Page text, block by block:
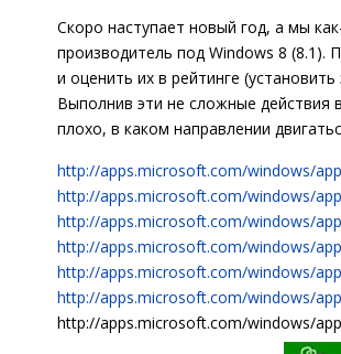
Скоро наступает новый год, а мы
производитель под Windows 8 (8.1).
и оценить их в рейтинге
Выполнив эти не сложные
плохо, в каком направлении
http://apps.microsoft.com/windows/
http://apps.microsoft.com/windows/
http://apps.microsoft.com/windows/
http://apps.microsoft.com/windows/
http://apps.microsoft.com/windows/
http://apps.microsoft.com/windows/
http://apps.microsoft.com/windows/